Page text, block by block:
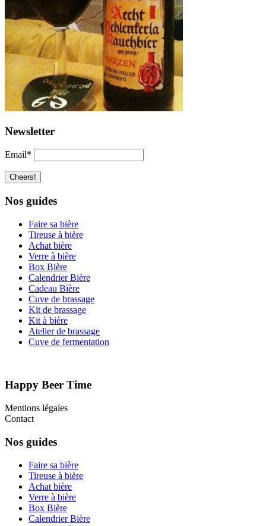
Newsletter
Email*
Nos guides
Faire sa bière
Tireuse à bière
Achat bière
Verre à bière
Box Bière
Calendrier Bière
Cadeau Bière
Cuve de brassage
Kit de brassage
Kit à bière
Atelier de brassage
Cuve de fermentation
Happy Beer Time
Mentions légales
Contact
Nos guides
Faire sa bière
Tireuse à bière
Achat bière
Verre à bière
Box Bière
Calendrier Bière